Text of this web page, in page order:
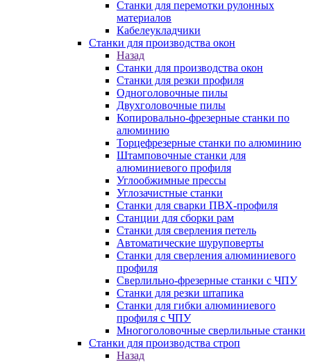
Станки для перемотки рулонных
материалов
Кабелеукладчики
Станки для производства окон
Назад
Станки для производства окон
Станки для резки профиля
Одноголовочные пилы
Двухголовочные пилы
Копировально-фрезерные станки по
алюминию
Торцефрезерные станки по алюминию
Штамповочные станки для
алюминиевого профиля
Углообжимные прессы
Углозачистные станки
Станки для сварки ПВХ-профиля
Станции для сборки рам
Станки для сверления петель
Автоматические шуруповерты
Станки для сверления алюминиевого
профиля
Сверлильно-фрезерные станки с ЧПУ
Станки для резки штапика
Станки для гибки алюминиевого
профиля с ЧПУ
Многоголовочные сверлильные станки
Станки для производства строп
Назад